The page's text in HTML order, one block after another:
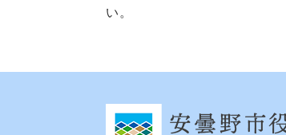
い。